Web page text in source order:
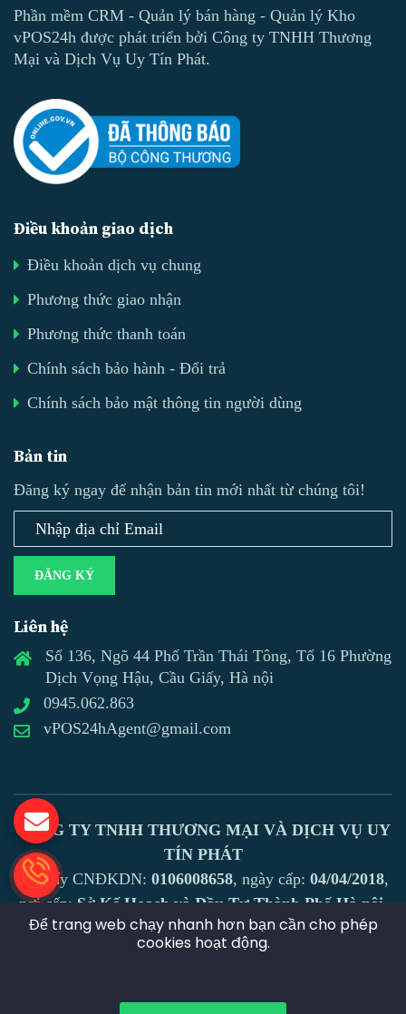
Phần mềm CRM - Quản lý bán hàng - Quản lý Kho
vPOS24h được phát triển bởi Công ty TNHH Thương
Mại và Dịch Vụ Uy Tín Phát.
Điều khoản giao dịch
Điều khoản dịch vụ chung
Phương thức giao nhận
Phương thức thanh toán
Chính sách bảo hành - Đổi trả
Chính sách bảo mật thông tin người dùng
Bản tin
Đăng ký ngay để nhận bản tin mới nhất từ chúng tôi!
ĐĂNG KÝ
Liên hệ
Số 136, Ngõ 44 Phố Trần Thái Tông, Tổ 16 Phường
Dịch Vọng Hậu, Cầu Giấy, Hà nội
0945.062.863
vPOS24hAgent@gmail.com
CÔNG TY TNHH THƯƠNG MẠI VÀ DỊCH VỤ UY
TÍN PHÁT
Số giấy CNĐKDN: 0106008658, ngày cấp: 04/04/2018,
nơi cấp:Sở Kế Hoạch và Đầu Tư Thành Phố Hà nội
Địa chỉ:Số 136, ngõ 44 phố Trần Thái Tông, tổ 16
phường Dịch Vọng Hậu, Cầu Giấy, Hà nội
vPOS24hAgent@gmail.com
Để trang web chạy nhanh hơn bạn cần cho phép
cookies hoạt động.